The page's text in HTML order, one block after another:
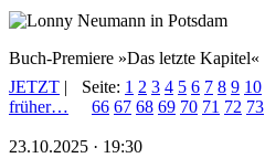
Buch-Premiere »Das letzte Kapitel«
JETZT |
früher…
Seite: 1 2 3 4 5 6 7 8 9 10
66 67 68 69 70 71 72 73
23.10.2025 · 19:30